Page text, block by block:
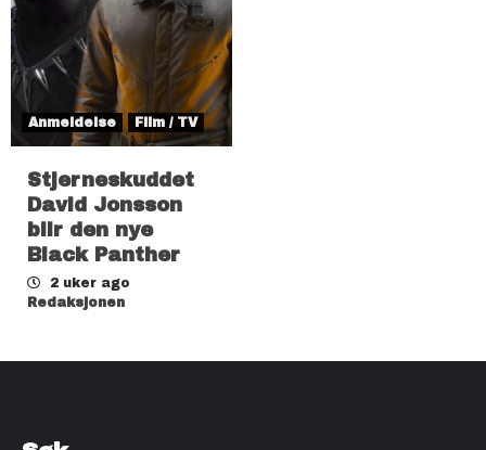
Anmeldelse Film / TV
Stjerneskuddet
David Jonsson
blir den nye
Black Panther
2 uker ago
Redaksjonen